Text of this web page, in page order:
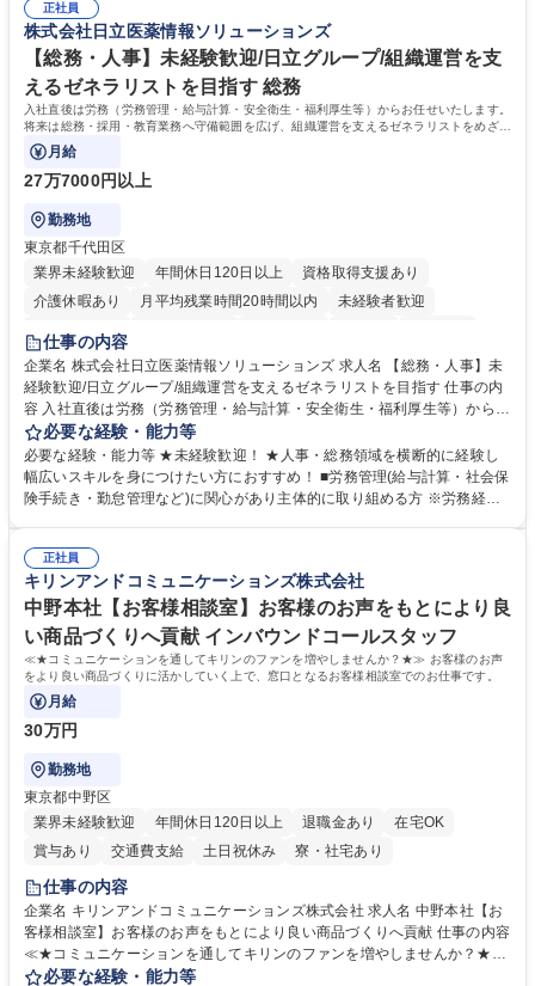
でも質問・相談できる環境が整っているため、安心して成長できます。 募
集職種 【森ビルG】人事・総務◆賞与5ヶ月◆年休120日◆残業少なめ◆
リモート可
務に挑戦できるため、自身の成長と組織への貢献度をダイレクトに実感で
きます。 残業少なめ、週1日リモート可など、ワークライフバランスを保
ち長期活躍できる環境です。 「これまでの幅広い経験を活かし、長期的な
キャリアを築きたい」という前向きな意欲と挑戦を全力で応援します。 学
歴・資格 学歴：大学院 大学 高専 短大 専修学校 高校 語学力： 資格：日商
簿記検定1級 日商簿記検定2級 日商簿記検定3級
正社員
株式会社日立医薬情報ソリューションズ
【総務・人事】未経験歓迎/日立グループ/組織運営を支
えるゼネラリストを目指す 総務
入社直後は労務（労務管理・給与計算・安全衛生・福利厚生等）からお任せいたします。
将来は総務・採用・教育業務へ守備範囲を広げ、組織運営を支えるゼネラリストをめざせ
ます。
月給
27万7000円以上
勤務地
東京都千代田区
業界未経験歓迎
年間休日120日以上
資格取得支援あり
介護休暇あり
月平均残業時間20時間以内
未経験者歓迎
住宅手当あり
育休あり
完全週休2日制 交通費支給 土日祝休み 寮・社宅あり
仕事の内容
企業名 株式会社日立医薬情報ソリューションズ 求人名 【総務・人事】未
経験歓迎/日立グループ/組織運営を支えるゼネラリストを目指す 仕事の内
容 入社直後は労務（労務管理・給与計算・安全衛生・福利厚生等）からお
任せいたします。将来は総務・採用・教育業務へ守備範囲を広げ、組織運
営を支えるゼネラリストをめざせます。 ・初期業務：労働時間管理、給与
計算、社会保険対応、福利厚生管理、安全衛生、健康経営推進等をお任せ
します。ご経験に応じて、休職者管理など、幅広く経験を積んでいただき
幅広く経験を積みたい意欲がある方に最適な環境です。 募集職種 【総
務・人事】未経験歓迎/日立グループ/組織運営を支えるゼネラリストを目
指す
必要な経験・能力等
必要な経験・能力等 ★未経験歓迎！ ★人事・総務領域を横断的に経験し
幅広いスキルを身につけたい方におすすめ！ ■労務管理(給与計算・社会保
険手続き・勤怠管理など)に関心があり主体的に取り組める方 ※労務経験
のご経験 ■労務管理（給与計算・社会保険手続き・勤怠管理など）の経験
■衛生管理者の資格をお持ちの方 学歴・資格 学歴：大学院 大学 高専 短大
専修学校 高校 語学力： 資格：
正社員
キリンアンドコミュニケーションズ株式会社
中野本社【お客様相談室】お客様のお声をもとにより良
い商品づくりへ貢献 インバウンドコールスタッフ
≪★コミュニケーションを通してキリンのファンを増やしませんか？★≫ お客様のお声
をより良い商品づくりに活かしていく上で、窓口となるお客様相談室でのお仕事です。
月給
30万円
勤務地
東京都中野区
業界未経験歓迎
年間休日120日以上 退職金あり
在宅OK
賞与あり
交通費支給 土日祝休み 寮・社宅あり
仕事の内容
企業名 キリンアンドコミュニケーションズ株式会社 求人名 中野本社【お
客様相談室】お客様のお声をもとにより良い商品づくりへ貢献 仕事の内容
≪★コミュニケーションを通してキリンのファンを増やしませんか？★≫
お客様のお声をより良い商品づくりに活かしていく上で、窓口となるお客
必要な経験・能力等